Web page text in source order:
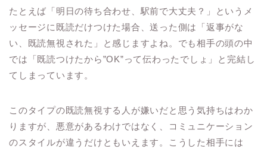
たとえば「明日の待ち合わせ、駅前で大丈夫？」というメ
ッセージに既読だけつけた場合、送った側は「返事がな
い、既読無視された」と感じますよね。でも相手の頭の中
では「既読つけたから”OK”って伝わったでしょ」と完結し
てしまっています。
このタイプの既読無視する人が嫌いだと思う気持ちはわか
りますが、悪意があるわけではなく、コミュニケーション
のスタイルが違うだけともいえます。こうした相手には